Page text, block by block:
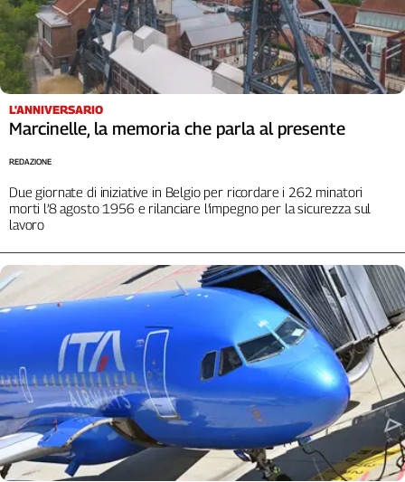
L'Italia
nel
Lavoro
Territori
Abruzzo-
Alto
Adige
Basilicata
Calabria
Romagna
Friuli
Giulia
Lazio
Liguria
Lombardia
Marche
L'ANNIVERSARIO
Marcinelle, la memoria che parla al presente
Due giornate di iniziative in Belgio per ricordare i 262 minatori
morti l’8 agosto 1956 e rilanciare l’impegno per la sicurezza sul
lavoro
REDAZIONE